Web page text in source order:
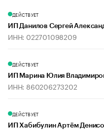
ДЕЙСТВУЕТ
ИП Данилов Сергей
ИНН: 022701098209
ДЕЙСТВУЕТ
ИП Марина Юлия
ИНН: 860206273202
ДЕЙСТВУЕТ
ИП Хабибулин Артём